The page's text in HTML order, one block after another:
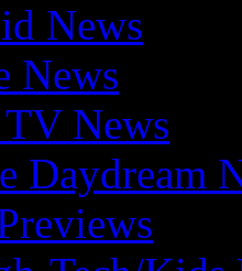
News
News
News
Daydream